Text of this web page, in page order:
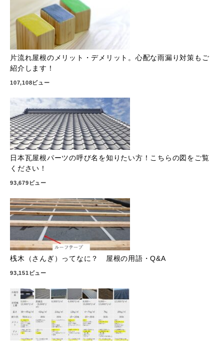
片流れ屋根のメリット・デメリット。心配な雨漏り対策もご
紹介します！
107,108ビュー
日本瓦屋根パーツの呼び名を知りたい方！こちらの図をご覧
ください！
93,679ビュー
桟木（さんぎ）ってなに？ 屋根の用語・Q&A
93,151ビュー